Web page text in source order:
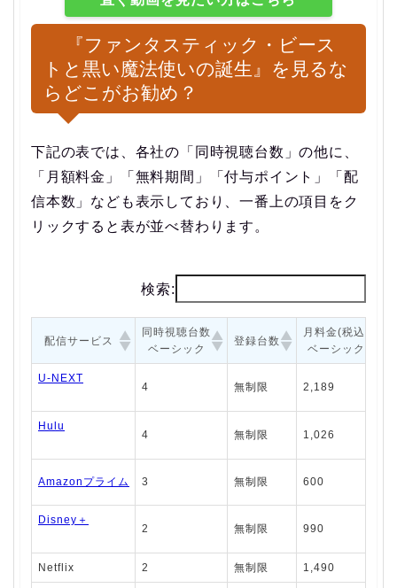
『ファンタスティック・ビース
トと黒い魔法使いの誕生』を見るな
らどこがお勧め？
下記の表では、各社の「同時視聴台数」の他に、
「月額料金」「無料期間」「付与ポイント」「配
信本数」なども表示しており、一番上の項目をク
リックすると表が並べ替わります。
検索:
配信サービス
同時視聴台数
ベーシック
登録台数
月料金(税込)
ベーシック
U-NEXT
4 無制限 2,189
Hulu
4 無制限 1,026
Amazonプライム 3 無制限 600
Disney＋
2 無制限 990
Netflix 2 無制限 1,490